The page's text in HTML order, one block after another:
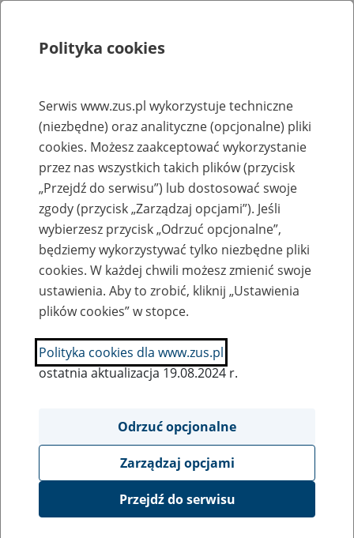
Rejestry, ewidencje i archiwa
Baza zlikwidowanych lub
przekształconych zakładów pracy
Nazwa zakładu pracy:
SZUKAJ
Ukryj wszystkie pozycje bazy
KONSTILANA Spółka z o.o. w
Polityka cookies
Serwis www.zus.pl wykorzystuje techniczne
(niezbędne) oraz analityczne (opcjonalne) pliki
cookies. Możesz zaakceptować wykorzystanie
przez nas wszystkich takich plików (przycisk
„Przejdź do serwisu”) lub dostosować swoje
zgody (przycisk „Zarządzaj opcjami”). Jeśli
wybierzesz przycisk „Odrzuć opcjonalne”,
będziemy wykorzystywać tylko niezbędne pliki
cookies. W każdej chwili możesz zmienić swoje
ustawienia. Aby to zrobić, kliknij „Ustawienia
plików cookies” w stopce.
Polityka cookies dla www.zus.pl
ostatnia aktualizacja 19.08.2024 r.
Odrzuć opcjonalne
Zarządzaj opcjami
Przejdź do serwisu